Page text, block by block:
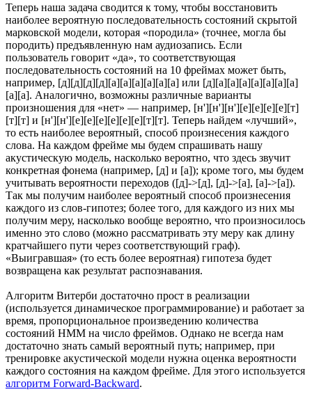
Теперь наша задача сводится к тому, чтобы восстановить
наиболее вероятную последовательность состояний скрытой
марковской модели, которая «породила» (точнее, могла бы
породить) предъявленную нам аудиозапись. Если
пользователь говорит «да», то соответствующая
последовательность состояний на 10 фреймах может быть,
например, [д][д][д][д][а][а][а][а][а][а] или [д][а][а][а][а][а][а][а]
[а][а]. Аналогично, возможны различные варианты
произношения для «нет» — например, [н'][н'][н'][е][е][е][е][т]
[т][т] и [н'][н'][е][е][е][е][е][е][т][т]. Теперь найдем «лучший»,
то есть наиболее вероятный, способ произнесения каждого
слова. На каждом фрейме мы будем спрашивать нашу
акустическую модель, насколько вероятно, что здесь звучит
конкретная фонема (например, [д] и [а]); кроме того, мы будем
учитывать вероятности переходов ([д]->[д], [д]->[а], [а]->[а]).
Так мы получим наиболее вероятный способ произнесения
каждого из слов-гипотез; более того, для каждого из них мы
получим меру, насколько вообще вероятно, что произносилось
именно это слово (можно рассматривать эту меру как длину
кратчайшего пути через соответствующий граф).
«Выигравшая» (то есть более вероятная) гипотеза будет
возвращена как результат распознавания.
Алгоритм Витерби достаточно прост в реализации
(используется динамическое программирование) и работает за
время, пропорциональное произведению количества
состояний HMM на число фреймов. Однако не всегда нам
достаточно знать самый вероятный путь; например, при
тренировке акустической модели нужна оценка вероятности
каждого состояния на каждом фрейме. Для этого используется
алгоритм Forward-Backward.